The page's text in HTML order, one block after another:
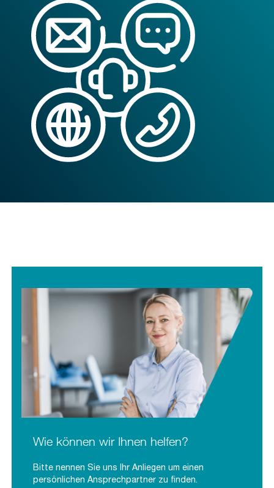
Wie können wir Ihnen helfen?
Bitte nennen Sie uns Ihr Anliegen um einen
persönlichen Ansprechpartner zu finden.